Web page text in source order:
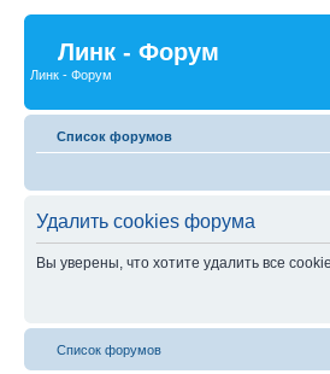
Линк - Форум
Линк - Форум
Список форумов
Удалить cookies форума
Вы уверены, что хотите удалить все
Список форумов